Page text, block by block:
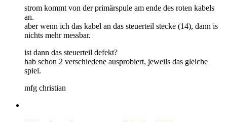
strom kommt von der primärspule am ende des roten kabels
an.
aber wenn ich das kabel an das steuerteil stecke (14), dann is
nichts mehr messbar.
ist dann das steuerteil defekt?
hab schon 2 verschiedene ausprobiert, jeweils das gleiche
spiel.
mfg christian